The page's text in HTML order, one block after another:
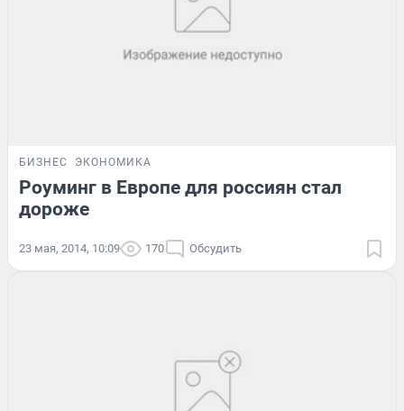
БИЗНЕС ЭКОНОМИКА
Роуминг в Европе для россиян стал
дороже
23 мая, 2014, 10:09 170 Обсудить